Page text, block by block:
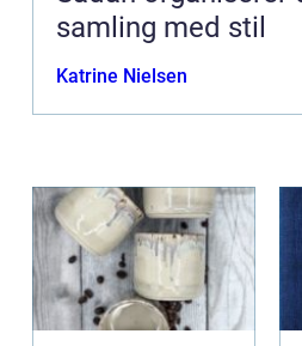
samling med stil
Katrine Nielsen